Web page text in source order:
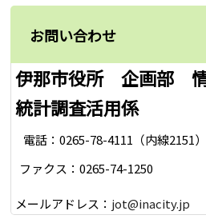
お問い合わせ
伊那市役所 企画部
統計調査活用係
電話：0265-78-4111（内線2151）
ファクス：0265-74-1250
メールアドレス： jot@inacity.jp